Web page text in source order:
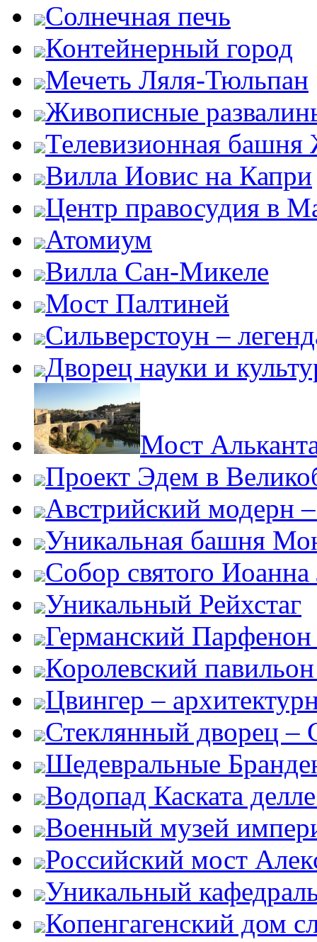
Солнечная печь
Контейнерный город
Мечеть Ляля-Тюльпан
Живописные
Телевизионная
Вилла Иовис на Капри
Центр правосудия в
Атомиум
Вилла Сан-Микеле
Мост Палтиней
Сильверстоун –
Дворец науки и
Мост
Проект Эдем в
Австрийский модерн
Уникальная башня
Собор святого Иоанна
Уникальный Рейхстаг
Германский Парфенон
Королевский
Цвингер –
Стеклянный дворец –
Шедевральные
Водопад Каската
Военный музей
Российский мост
Уникальный
Копенгагенский дом